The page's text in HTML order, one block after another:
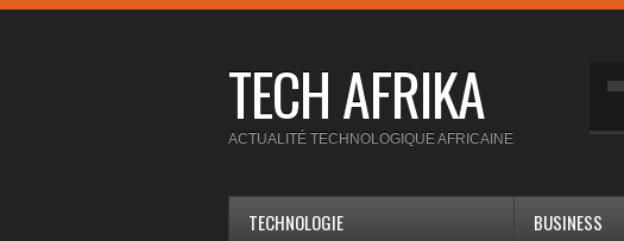
TECH AFRIKA
ACTUALITÉ TECHNOLOGIQUE AFRICAINE
TECHNOLOGIE BUSINESS